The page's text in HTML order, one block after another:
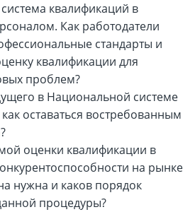
квалификаций в
Как работодатели
стандарты и
квалификации для
проблем?
в Национальной системе
оставаться востребованным
оценки квалификации в
на рынке
нужна и каков порядок
процедуры?